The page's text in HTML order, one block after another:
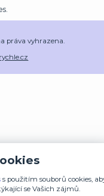
práva vyhrazena.
s použitím souborů cookies,
se Vašich zájmů.